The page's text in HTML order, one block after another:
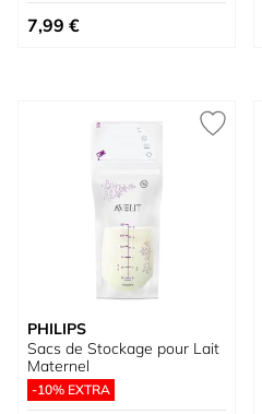
7,99 €
PHILIPS
Sacs de Stockage pour Lait
Maternel
-10% EXTRA